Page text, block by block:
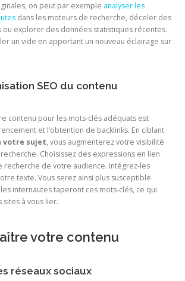
on peut par exemple analyser les
dans les moteurs de recherche, déceler des
ou explorer des données statistiques récentes.
un vide en apportant un nouveau éclairage sur
SEO du contenu
contenu pour les mots-clés adéquats est
et l’obtention de backlinks. En ciblant
votre sujet, vous augmenterez votre visibilité
Choisissez des expressions en lien
recherche de votre audience. Intégrez-les
texte. Vous serez ainsi plus susceptible
internautes taperont ces mots-clés, ce qui
sites à vous lier.
votre contenu
réseaux sociaux